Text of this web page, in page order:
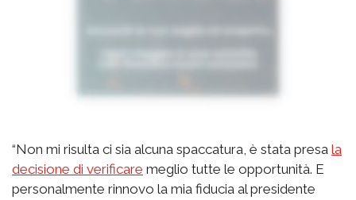
“Non mi risulta ci sia alcuna spaccatura, è stata presa la
decisione di verificare meglio tutte le opportunità. E
personalmente rinnovo la mia fiducia al presidente